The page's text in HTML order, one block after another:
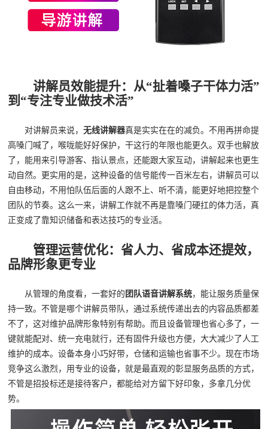
讲解员效能提升：从“扯着嗓子干体力活”
到“专注专业做技术活”
对讲解员来说，无线讲解器真是实实在在的减负。不用再拼命提
高嗓门喊了，喉咙能好好保护，干这行的年限也能更久。双手也解放
了，能用来引导游客、指认景点，还能跟大家互动，讲解起来也更生
动自然。更实用的是，这种设备的信号能传一百米左右，讲解员可以
自由移动，不用怕队伍后面的人跟不上、听不清，能更好地把控整个
团队的节奏。这么一来，讲解工作就不再是靠嗓门硬扛的体力活，真
正变成了靠知识储备和表达技巧的专业活。
管理运营优化：省人力、省成本还提效，
品牌形象更专业
从管理的角度看，一套好的 团队语音讲解系统，能让服务质量保
持一致。不管是哪个讲解员带队，通过系统传递出去的内容品质都差
不了，这对维护品牌形象特别有帮助。而且设备管理也省心多了，一
键就能配对、统一充电就行，还有固件升级也方便，大大减少了人工
维护的成本。设备本身小巧好带，仓储和运输也省事不少。现在市场
竞争这么激烈，用专业的设备，就是最直观的彰显服务品质的方式，
不管是招投标还是接待客户，都能给对方留下好印象，多拿几分优
势。